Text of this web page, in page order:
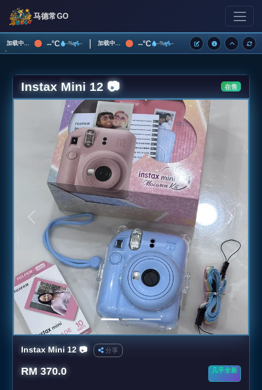
马德常GO
加载中... --°C --% -- | 加载中... --°C --% --
Instax Mini 12 📷 在售
上一张 下一张
Instax Mini 12 📷 分享
RM 370.0 几乎全新